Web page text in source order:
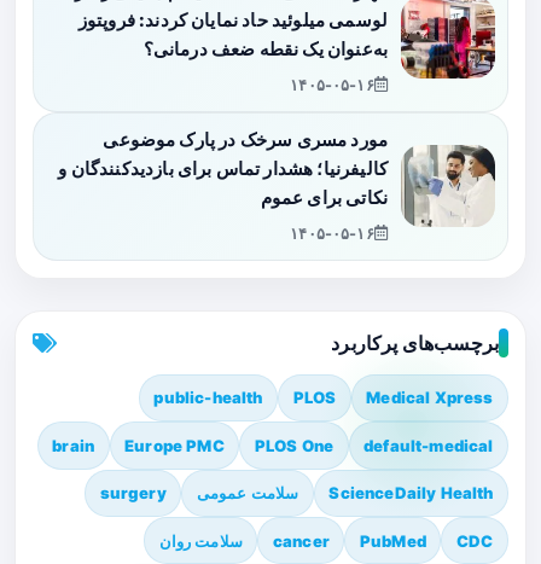
لوسمی میلوئید حاد نمایان کردند: فروپتوز
به‌عنوان یک نقطه ضعف درمانی؟
۱۴۰۵-۰۵-۱۶
مورد مسری سرخک در پارک موضوعی
کالیفرنیا؛ هشدار تماس برای بازدیدکنندگان و
نکاتی برای عموم
۱۴۰۵-۰۵-۱۶
برچسب‌های پرکاربرد
Medical Xpress
PLOS
public-health
default-medical
PLOS One
Europe PMC
brain
ScienceDaily Health سلامت عمومی surgery
CDC
PubMed
cancer سلامت روان